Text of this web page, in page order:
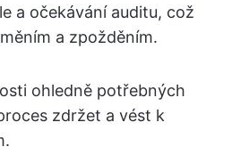
a očekávání auditu, což
a zpožděním.
ohledně potřebných
zdržet a vést k